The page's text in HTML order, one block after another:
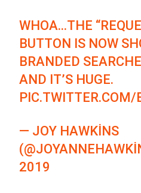
WHOA…THE
BUTTON IS NOW
BRANDED
AND IT’S HUGE.
PIC.TWITTER.COM/
— JOY HAWKINS
2019